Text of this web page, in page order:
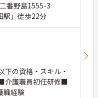
番野島1555-3
駅」徒歩22分
の資格・スキル・
介護職員初任研修■
職経験